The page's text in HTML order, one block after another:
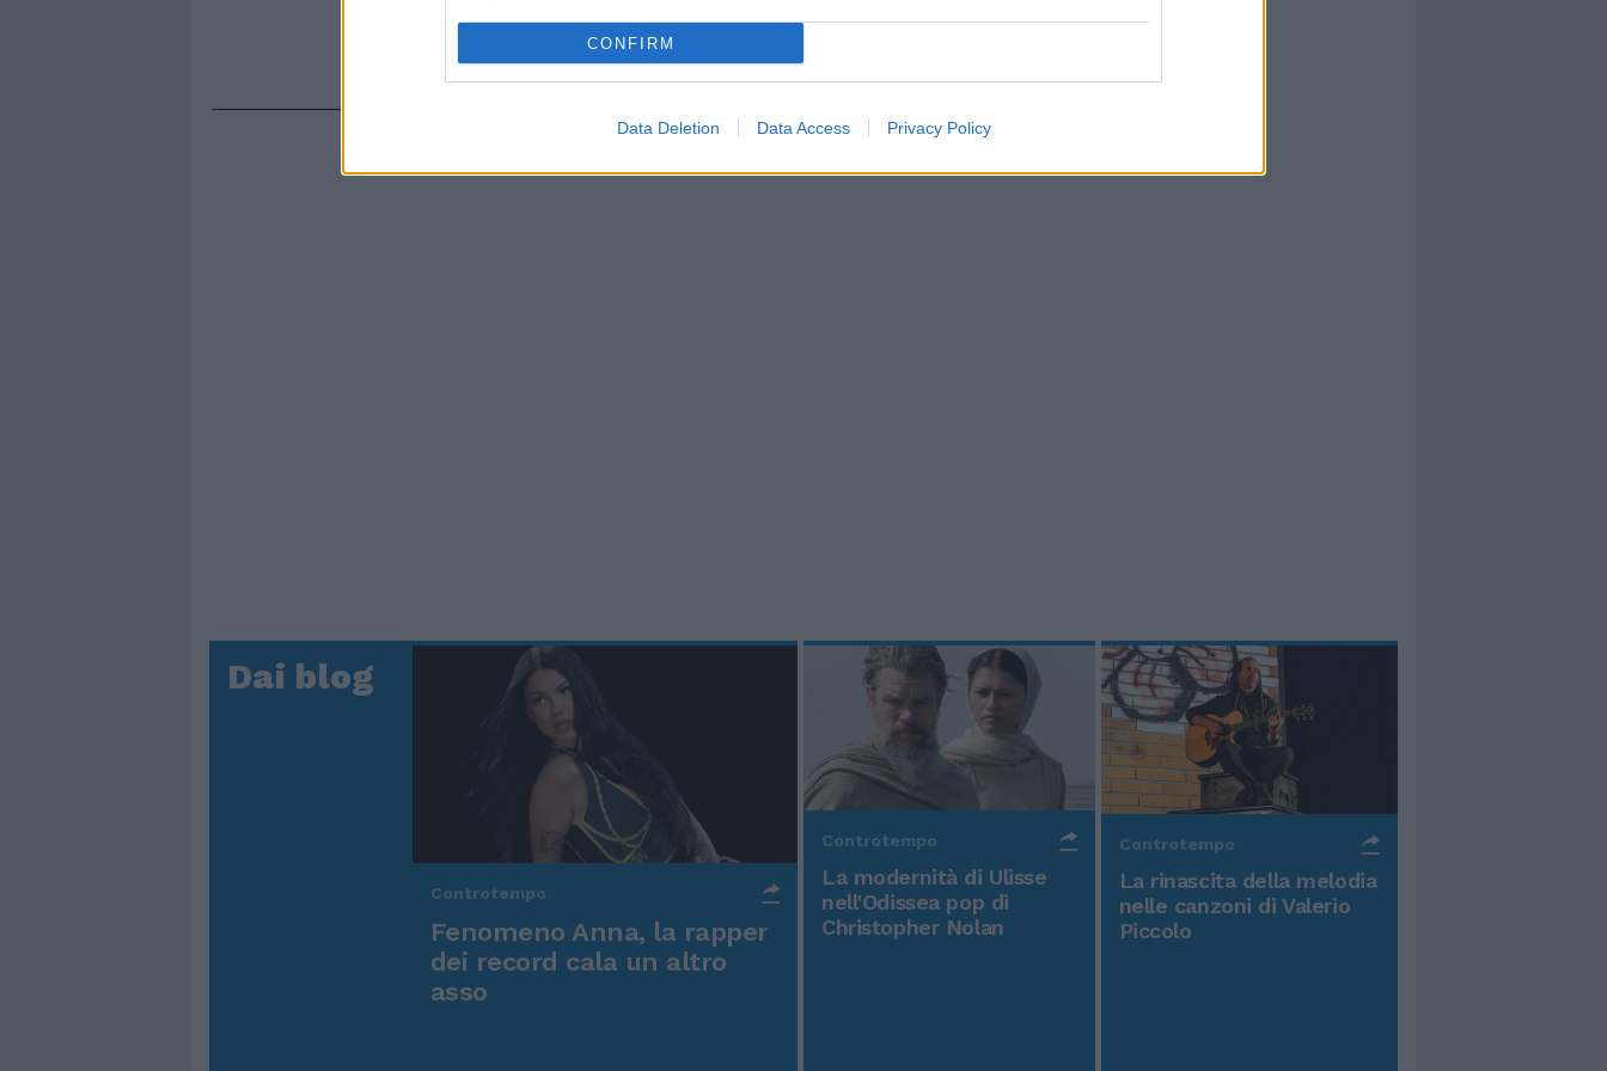
CONFIRM
Data Deletion Data Access Privacy Policy
Dai blog
Controtempo
Fenomeno Anna, la rapper
dei record cala un altro
asso
Controtempo
La modernità di Ulisse
nell'Odissea pop di
Christopher Nolan
Controtempo
La rinascita della melodia
nelle canzoni di Valerio
Piccolo